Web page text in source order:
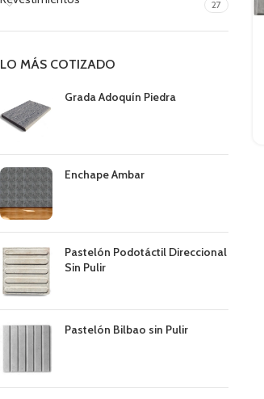
27
LO MÁS COTIZADO
Grada Adoquín Piedra
Enchape Ambar
Pastelón Podotáctil Direccional
Sin Pulir
Pastelón Bilbao sin Pulir